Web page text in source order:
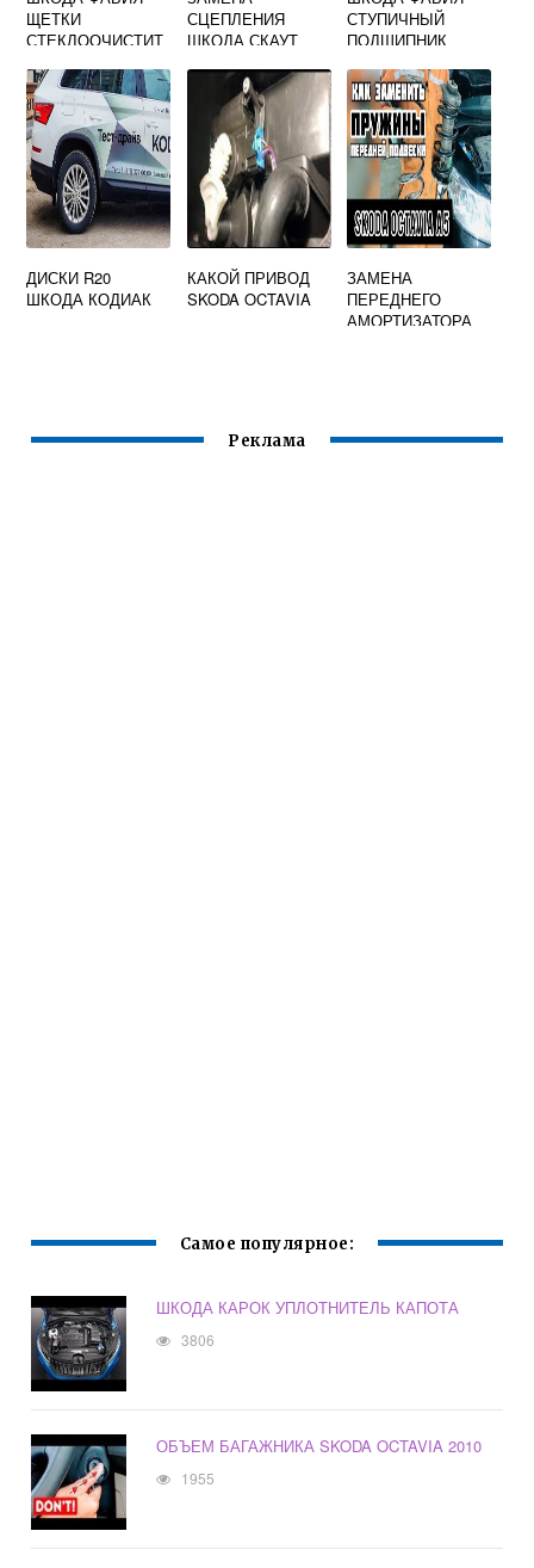
ЩЕТКИ
СТЕКЛООЧИСТИТ
СЦЕПЛЕНИЯ
ШКОДА СКАУТ
СТУПИЧНЫЙ
ПОДШИПНИК
ДИСКИ R20
ШКОДА КОДИАК
КАКОЙ ПРИВОД
SKODA OCTAVIA
ЗАМЕНА
ПЕРЕДНЕГО
АМОРТИЗАТОРА
Реклама
Самое популярное:
ШКОДА КАРОК УПЛОТНИТЕЛЬ КАПОТА
3806
ОБЪЕМ БАГАЖНИКА SKODA OCTAVIA 2010
1955